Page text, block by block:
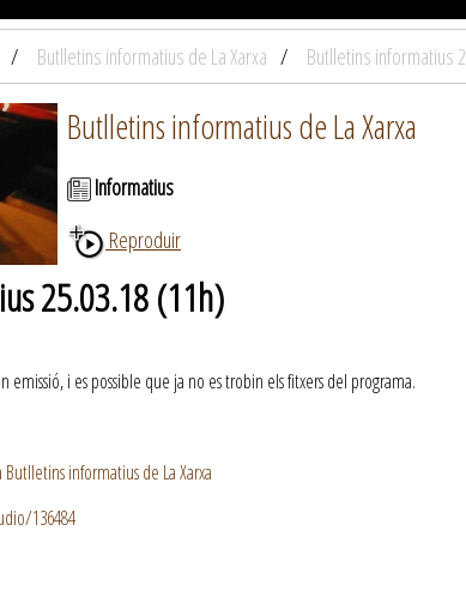
Butlletins informatius de La Xarxa Butlletins informatius
Butlletins informatius de La Xarxa
Informatius
Reproduir
25.03.18 (11h)
emissió, i es possible que ja no es trobin els fitxers del programa.
informatius de La Xarxa
136484